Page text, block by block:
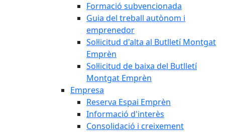
Formació subvencionada
Guia del treball autònom i
emprenedor
Sol·licitud d'alta al Butlletí Montgat
Emprèn
Sol·licitud de baixa del Butlletí
Montgat Emprèn
Empresa
Reserva Espai Emprèn
Informació d'interès
Consolidació i creixement